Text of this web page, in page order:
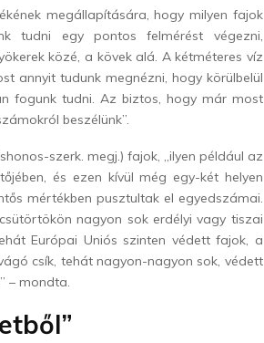
megállapítására, hogy milyen fajok
tudni egy pontos felmérést végezni,
közé, a kövek alá. A kétméteres víz
annyit tudunk megnézni, hogy körülbelül
fogunk tudni. Az biztos, hogy már most
beszélünk”.
szerk. megj.) fajok, „ilyen például az
és ezen kívül még egy-két helyen
mértékben pusztultak el egyedszámai.
nagyon sok erdélyi vagy tiszai
Európai Uniós szinten védett fajok , a
csík, tehát nagyon-nagyon sok, védett
– mondta.